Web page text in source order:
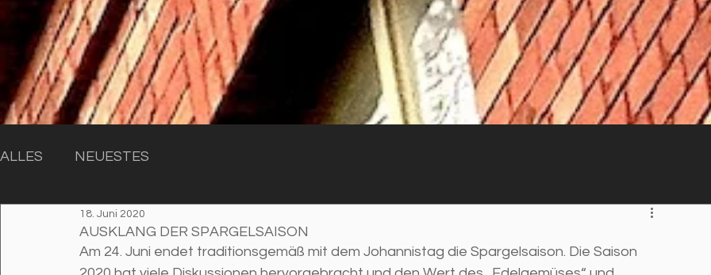
ALLES NEUESTES
AUSKLANG DER SPARGELSAISON
18. Juni 2020
Am 24. Juni endet traditionsgemäß mit dem Johannistag die Spargelsaison. Die Saison